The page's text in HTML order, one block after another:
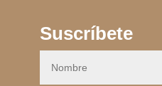
Suscríbete